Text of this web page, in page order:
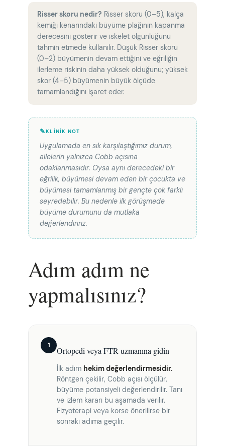
Risser skoru nedir? Risser skoru (0–5), kalça
kemiği kenarındaki büyüme plağının kapanma
derecesini gösterir ve iskelet olgunluğunu
tahmin etmede kullanılır. Düşük Risser skoru
(0–2) büyümenin devam ettiğini ve eğriliğin
ilerleme riskinin daha yüksek olduğunu; yüksek
skor (4–5) büyümenin büyük ölçüde
tamamlandığını işaret eder.
KLINIK NOT
Uygulamada en sık karşılaştığımız durum,
ailelerin yalnızca Cobb açısına
odaklanmasıdır. Oysa aynı derecedeki bir
eğrilik, büyümesi devam eden bir çocukta ve
büyümesi tamamlanmış bir gençte çok farklı
seyredebilir. Bu nedenle ilk görüşmede
büyüme durumunu da mutlaka
değerlendiririz.
Adım adım ne
yapmalısınız?
1
Ortopedi veya FTR uzmanına gidin
İlk adım hekim değerlendirmesidir.
Röntgen çekilir, Cobb açısı ölçülür,
büyüme potansiyeli değerlendirilir. Tanı
ve izlem kararı bu aşamada verilir.
Fizyoterapi veya korse önerilirse bir
sonraki adıma geçilir.